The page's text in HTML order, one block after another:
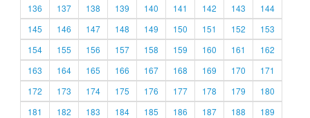
136
137 138 139 140 141 142 143
144
145
146 147 148 149 150 151 152
153
154
155 156 157 158 159 160 161
162
163
164 165 166 167 168 169 170
171
172
173 174 175 176 177 178 179
180
181
182 183 184 185 186 187 188
189